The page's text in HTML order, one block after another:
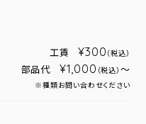
工賃 ¥300 （税込）
部品代 ¥1,000 （税込） ～
※種類お問い合わせください